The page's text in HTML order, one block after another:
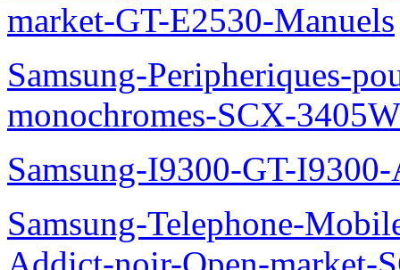
market-GT-E2530-Manuels
Samsung-Peripheriques-
monochromes-SCX-
Samsung-I9300-GT-
Samsung-Telephone-